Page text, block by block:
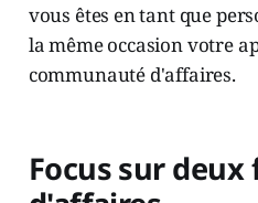
vous êtes en tant que
la même occasion votre
communauté d'affaires.
Focus sur deux